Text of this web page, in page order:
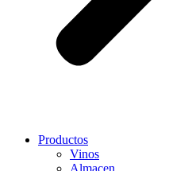
Productos
Vinos
Almacen